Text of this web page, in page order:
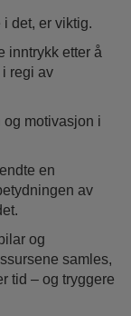
det, er viktig.
inntrykk etter å
regi av
og motivasjon i
en
av
og
samles,
tid – og tryggere